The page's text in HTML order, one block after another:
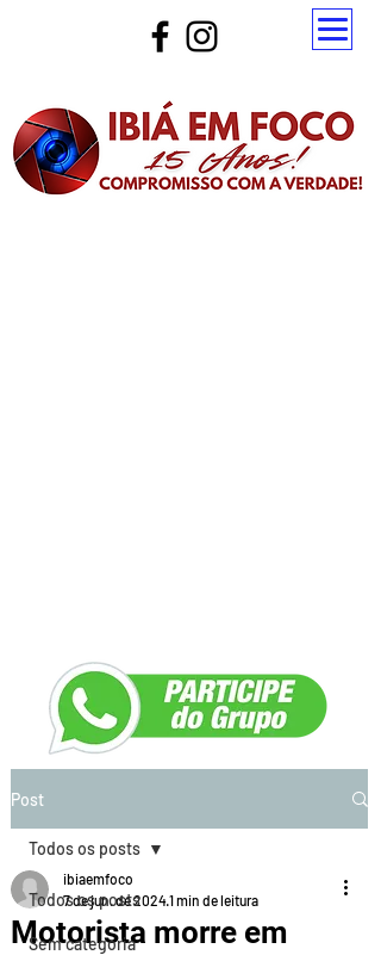
Post
Todos os posts
Sem categoria
Todos os posts
Motorista morre em
ibiaemfoco
7 de jun. de 20241 min de leitura